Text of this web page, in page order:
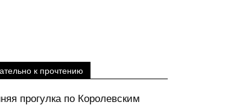
к прочтению
прогулка по Королевским